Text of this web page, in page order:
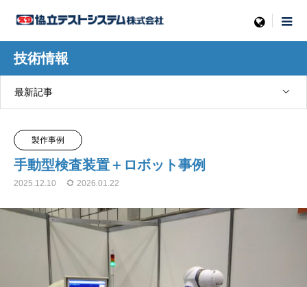
menu
技術情報
最新記事
製作事例
手動型検査装置＋ロボット事例
2025.12.10 2026.01.22